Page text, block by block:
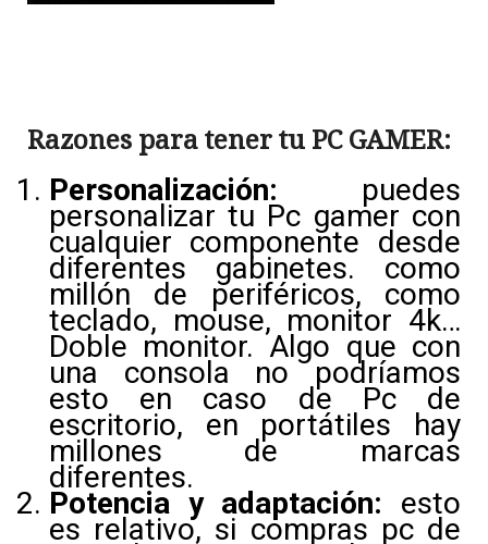
Razones para tener tu PC GAMER:
Personalización: puedes
personalizar tu Pc gamer con
cualquier componente desde
diferentes gabinetes. como
millón de periféricos, como
teclado, mouse, monitor 4k…
Doble monitor. Algo que con
una consola no podríamos
esto en caso de Pc de
escritorio, en portátiles hay
millones de marcas
diferentes.
Potencia y adaptación: esto
es relativo, si compras pc de